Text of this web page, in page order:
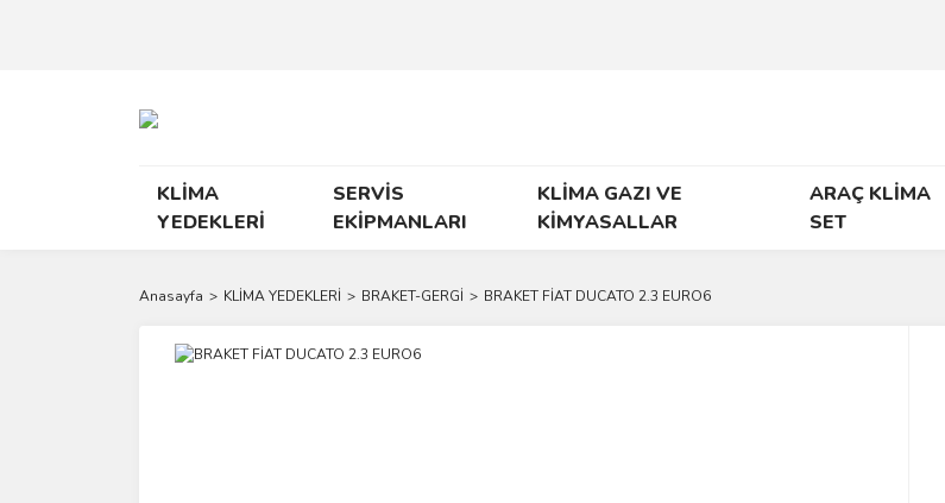
KLİMA
YEDEKLERİ
SERVİS
EKİPMANLARI
KLİMA GAZI VE
KİMYASALLAR
ARAÇ KLİMA
SET
Anasayfa KLİMA YEDEKLERİ BRAKET-GERGİ BRAKET FİAT DUCATO 2.3 EURO6